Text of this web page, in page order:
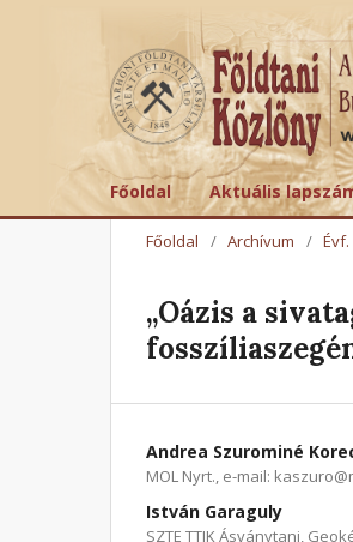
Főoldal Aktuális
Főoldal / Archívum / Évf.
„Oázis a
Andrea Szurominé
MOL Nyrt., e-mail:
István Garaguly
SZTE TTIK Ásványtani,